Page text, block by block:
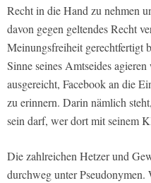
Recht in die Hand zu nehmen
davon gegen geltendes Recht
Meinungsfreiheit gerechtfertigt
Sinne seines Amtseides
ausgereicht, Facebook an die
zu erinnern. Darin nämlich
sein darf, wer dort mit seinem
Die zahlreichen Hetzer und
durchweg unter Pseudonymen.